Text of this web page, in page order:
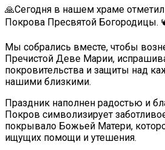
🙏Сегодня в нашем храме
Покрова Пресвятой Богородицы.
Мы собрались вместе, чтобы
Пречистой Деве Марии,
покровительства и защиты над
нашими близкими.
Праздник наполнен радостью и
Покров символизирует
покрывало Божьей Матери,
ищущих помощи и утешения.